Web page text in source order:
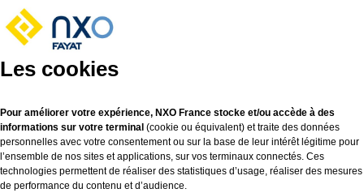
Les cookies
Pour améliorer votre expérience, NXO France stocke et/ou accède à des
informations sur votre terminal (cookie ou équivalent) et traite des données
personnelles avec votre consentement ou sur la base de leur intérêt légitime pour
l’ensemble de nos sites et applications, sur vos terminaux connectés. Ces
technologies permettent de réaliser des statistiques d’usage, réaliser des mesures
de performance du contenu et d’audience.